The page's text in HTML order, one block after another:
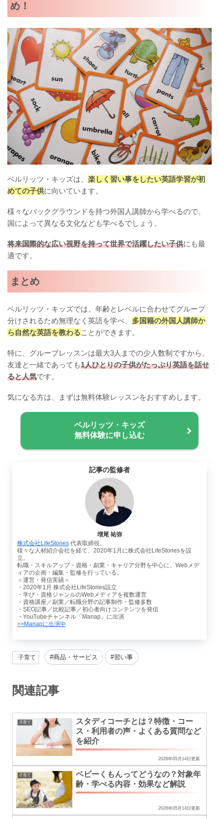
め！
ベルリッツ・キッズは、 楽しく習い事をしたい英語学習が初
めての子供に向いています。
様々なバックグラウンドを持つ外国人講師から学べるので、
国によって異なる文化なども学べるでしょう。
将来国際的な広い視野を持って世界で活躍したい子供にも最
適です。
まとめ
ベルリッツ・キッズでは、年齢とレベルに合わせてグループ
分けされるため無理なく英語を学べ、 多国籍の外国人講師か
ら自然な英語を教わることができます。
特に、グループレッスンは最大3人までの少人数制ですから、
友達と一緒であっても1人ひとりの子供がたっぷり英語を話せ
ると人気です。
気になる方は、まずは無料体験レッスンをおすすめします。
ベルリッツ・キッズ
無料体験に申し込む
記事の監修者
増尾 祐弥
株式会社LifeStories 代表取締役。
様々な人材紹介会社を経て、2020年1月に株式会社LifeStoriesを設
立。
転職・スキルアップ・資格・副業・キャリア分野を中心に、Webメデ
ィアの企画・編集・監修を行っている。
＜運営・発信実績＞
・2020年1月 株式会社LifeStories設立
・学び・資格ジャンルのWebメディアを複数運営
・資格講座／副業／転職分野の記事制作・監修多数
・SEO記事／比較記事／初心者向けコンテンツを発信
・YouTubeチャンネル「Manap」に出演
>>Manapに出演中
子育て 商品・サービス 習い事
関連記事
子育て
スタディコーチとは？特徴・コー
ス・利用者の声・よくある質問など
を紹介
2026年05月14日更新
子育て
ベビーくもんってどうなの？対象年
齢・学べる内容・効果など解説
2026年05月14日更新